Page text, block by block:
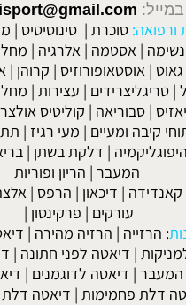
במייל:
ורפואה: סוכרת | סינוסיטיס |
|אסטמה |אלרגיה |
גאוט | אוסטאופורוזיס | קרוהן |
|טריגליצרידים | עצירות |
|סבוריאה | קוליטיס
קיבה ומעיים | מעי רגיז |
היפוגליקמיה | דלקת בשתן |
המעבר | הריון ופוריות
קאנדידה | דיכאון | הרפס |
עורקים | פרקינסון |
: הרזייה | הרזיה מהירה |
| דיאטה לפני חתונה |
המעבר | דיאטה לדוגמנים |
דלת פחמימות | דיאטה דלת